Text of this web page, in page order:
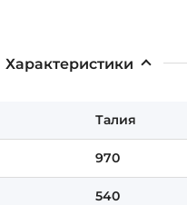
Характеристики
Талия
970
540